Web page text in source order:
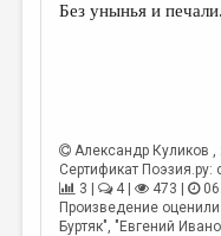
Без унынья и печали.
Александр Куликов ,
Сертификат
3 |
4 | 473 |
Произведение
Буртяк", "Евгений